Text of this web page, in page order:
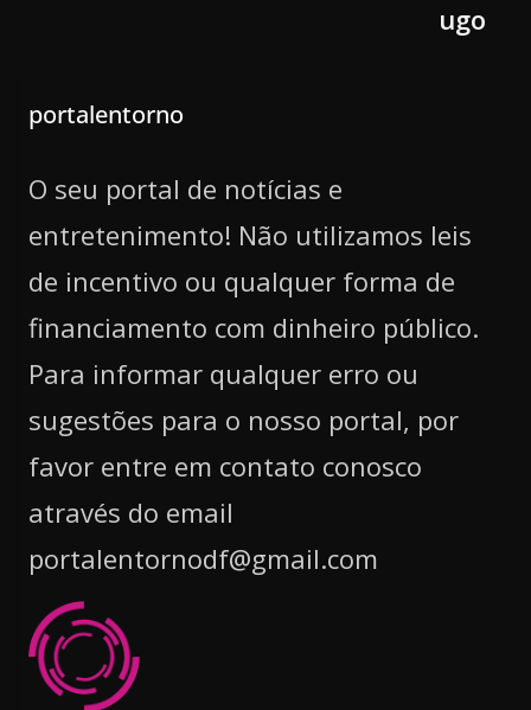
ugo
portalentorno
O seu portal de notícias e
entretenimento! Não utilizamos leis
de incentivo ou qualquer forma de
financiamento com dinheiro público.
Para informar qualquer erro ou
sugestões para o nosso portal, por
favor entre em contato conosco
através do email
portalentornodf@gmail.com